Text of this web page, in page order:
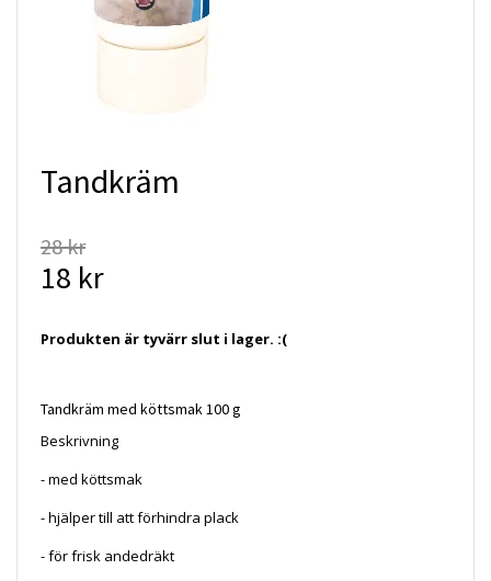
Tandkräm
28 kr
18 kr
Produkten är tyvärr slut i lager. :(
Tandkräm med köttsmak 100 g
Beskrivning
- med köttsmak
- hjälper till att förhindra plack
- för frisk andedräkt